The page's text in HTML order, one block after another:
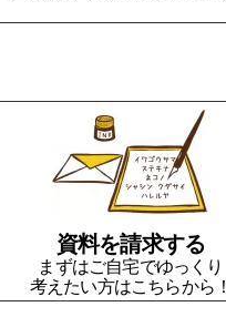
資料を請求する
まずはご自宅でゆっくり
考えたい方はこちらから！